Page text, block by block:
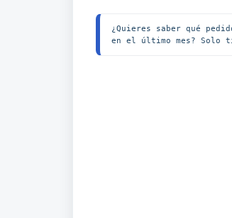
¿Quieres saber qué
en el último mes? Solo